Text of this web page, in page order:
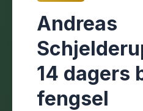
Andreas
14 dagers
fengsel